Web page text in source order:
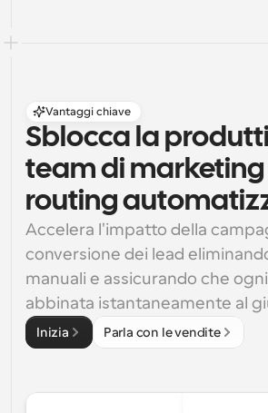
Vantaggi chiave
Sblocca la
team di marketing
routing
Accelera l'impatto della
conversione dei lead
manuali e assicurando che
abbinata istantaneamente al
Inizia Parla con le vendite